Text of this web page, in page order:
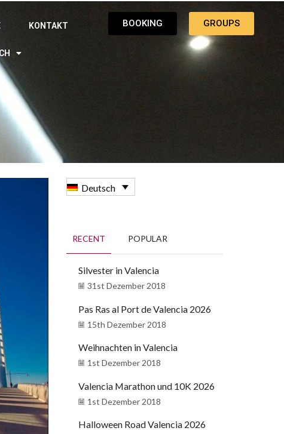
KONTAKT BOOKING GROUPS
Deutsch
RECENT POPULAR
Silvester in Valencia
31st Dezember 2018
Pas Ras al Port de Valencia 2026
15th Dezember 2018
Weihnachten in Valencia
1st Dezember 2018
Valencia Marathon und 10K 2026
1st Dezember 2018
Halloween Road Valencia 2026